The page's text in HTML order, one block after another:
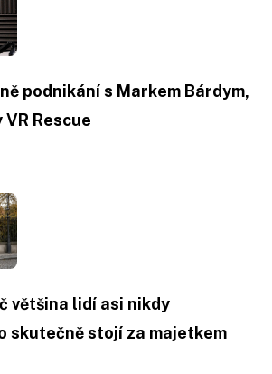
podnikání s Markem Bárdym,
Rescue
většina lidí asi nikdy
skutečně stojí za majetkem